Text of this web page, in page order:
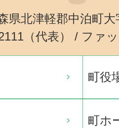
北津軽郡中泊町大
（代表） / ファ
町役
町ホ